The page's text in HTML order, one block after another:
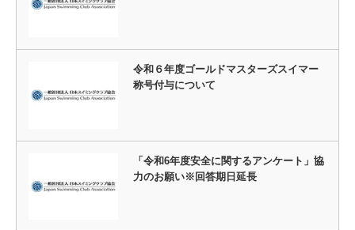
令和６年度ゴールドマスターズスイマー
称号付与について
「令和6年度安全に関するアンケート」協
力のお願い※回答期日延長